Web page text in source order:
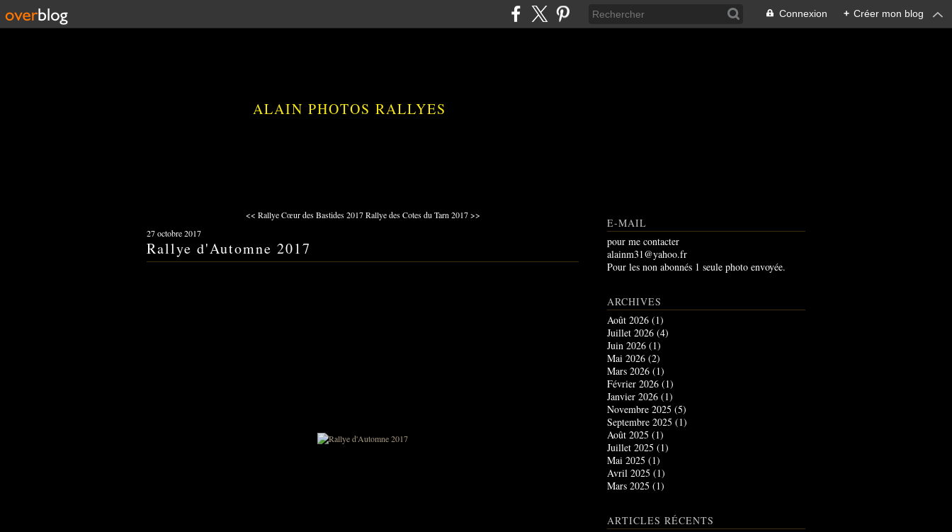
Connexion + Créer mon blog
ALAIN PHOTOS RALLYES
<< Rallye Cœur des Bastides 2017 Rallye des Cotes du Tarn 2017 >>
27 octobre 2017
Rallye d'Automne 2017
E-MAIL
pour me contacter
alainm31@yahoo.fr
Pour les non abonnés 1 seule photo envoyée.
ARCHIVES
Août 2026 (1)
Juillet 2026 (4)
Juin 2026 (1)
Mai 2026 (2)
Mars 2026 (1)
Février 2026 (1)
Janvier 2026 (1)
Novembre 2025 (5)
Septembre 2025 (1)
Août 2025 (1)
Juillet 2025 (1)
Mai 2025 (1)
Avril 2025 (1)
Mars 2025 (1)
ARTICLES RÉCENTS